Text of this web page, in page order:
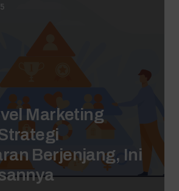
Marketing
Berjenjang, Ini